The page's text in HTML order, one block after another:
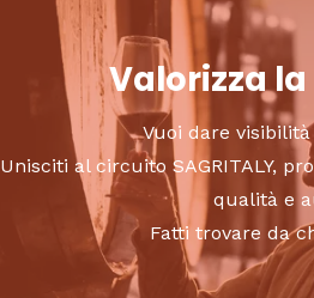
Valorizza
Vuoi dare
Unisciti al circuito SAGRITALY,
qualità e
Fatti trovare da